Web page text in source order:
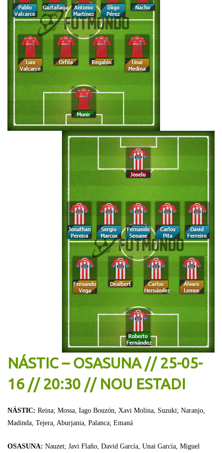
NÁSTIC – OSASUNA // 25-05-
16 // 20:30 // NOU ESTADI
NÁSTIC: Reina; Mossa, Iago Bouzón, Xavi Molina, Suzuki; Naranjo,
Madinda, Tejera, Aburjania, Palanca; Emaná
OSASUNA: Nauzet; Javi Flaño, David García, Unai García, Miguel